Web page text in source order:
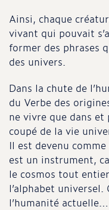
Ainsi, chaque
vivant qui pouvait
former des phrases
des univers.
Dans la chute de
du Verbe des
ne vivre que dans
coupé de la vie
Il est devenu
est un instrument,
le cosmos tout
l’alphabet universel.
l’humanité